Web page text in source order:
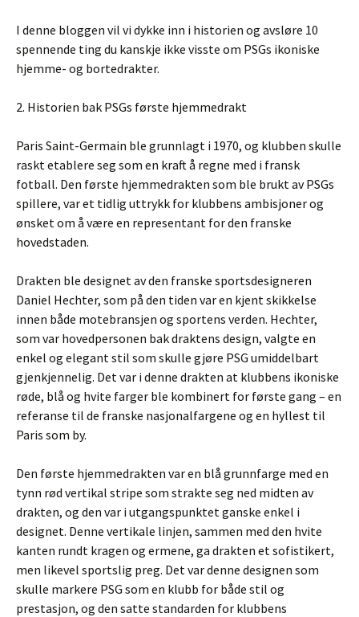
I denne bloggen vil vi dykke inn i historien og avsløre 10
spennende ting du kanskje ikke visste om PSGs ikoniske
hjemme- og bortedrakter.
2. Historien bak PSGs første hjemmedrakt
Paris Saint-Germain ble grunnlagt i 1970, og klubben skulle
raskt etablere seg som en kraft å regne med i fransk
fotball. Den første hjemmedrakten som ble brukt av PSGs
spillere, var et tidlig uttrykk for klubbens ambisjoner og
ønsket om å være en representant for den franske
hovedstaden.
Drakten ble designet av den franske sportsdesigneren
Daniel Hechter, som på den tiden var en kjent skikkelse
innen både motebransjen og sportens verden. Hechter,
som var hovedpersonen bak draktens design, valgte en
enkel og elegant stil som skulle gjøre PSG umiddelbart
gjenkjennelig. Det var i denne drakten at klubbens ikoniske
røde, blå og hvite farger ble kombinert for første gang – en
referanse til de franske nasjonalfargene og en hyllest til
Paris som by.
Den første hjemmedrakten var en blå grunnfarge med en
tynn rød vertikal stripe som strakte seg ned midten av
drakten, og den var i utgangspunktet ganske enkel i
designet. Denne vertikale linjen, sammen med den hvite
kanten rundt kragen og ermene, ga drakten et sofistikert,
men likevel sportslig preg. Det var denne designen som
skulle markere PSG som en klubb for både stil og
prestasjon, og den satte standarden for klubbens